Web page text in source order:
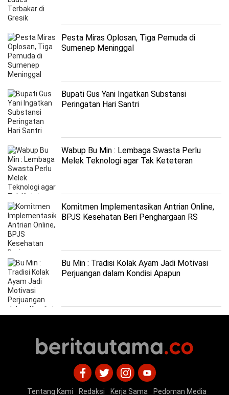
Pesta Miras Oplosan, Tiga Pemuda di
Sumenep Meninggal
Bupati Gus Yani Ingatkan Substansi
Peringatan Hari Santri
Wabup Bu Min : Lembaga Swasta Perlu
Melek Teknologi agar Tak Keteteran
Komitmen Implementasikan Antrian Online,
BPJS Kesehatan Beri Penghargaan RS
Bu Min : Tradisi Kolak Ayam Jadi Motivasi
Perjuangan dalam Kondisi Apapun
Tentang Kami Redaksi Kerja Sama Pedoman Media